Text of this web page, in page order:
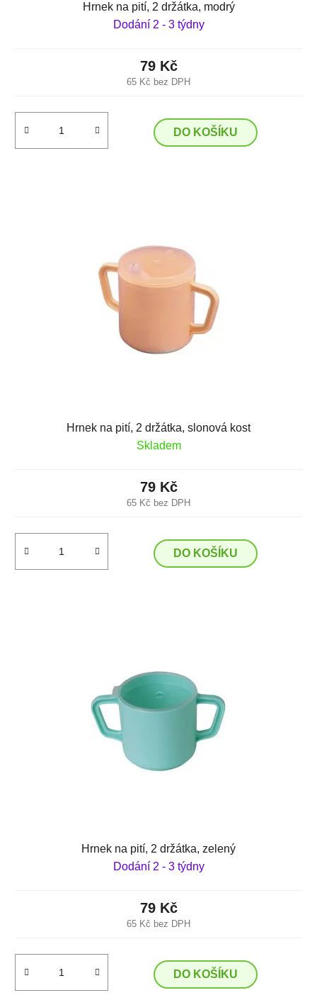
Hrnek na pití, 2 držátka, modrý
Dodání 2 - 3 týdny
65 Kč bez DPH
79 Kč
DO KOŠÍKU
Hrnek na pití, 2 držátka, slonová kost
Skladem
65 Kč bez DPH
79 Kč
DO KOŠÍKU
Hrnek na pití, 2 držátka, zelený
Dodání 2 - 3 týdny
65 Kč bez DPH
79 Kč
DO KOŠÍKU